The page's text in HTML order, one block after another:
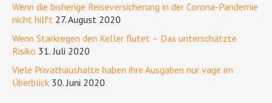
Wenn die bisherige Reiseversicherung in der Corona-Pandemie
nicht hilft 27. August 2020
Wenn Starkregen den Keller flutet – Das unterschätzte
Risiko 31. Juli 2020
Viele Privathaushalte haben ihre Ausgaben nur vage im
Überblick 30. Juni 2020